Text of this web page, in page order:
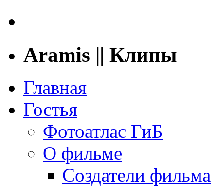
Aramis || Клипы
Главная
Гостья
Фотоатлас ГиБ
О фильме
Создатели фильма